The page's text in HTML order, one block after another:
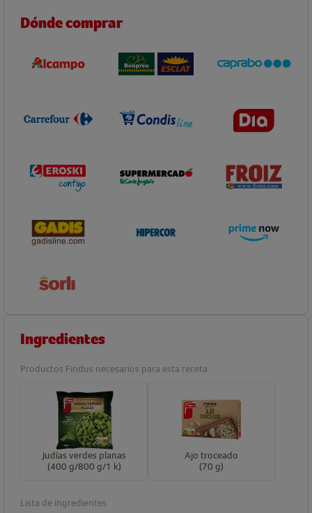
Dónde comprar
Ingredientes
Productos Findus necesarios para esta receta
Judías verdes planas
(400 g/800 g/1 k)
Ajo troceado
(70 g)
Lista de ingredientes